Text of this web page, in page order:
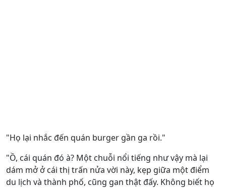
"Họ lại nhắc đến quán burger gần ga rồi."
"Ồ, cái quán đó à? Một chuỗi nổi tiếng như vậy mà lại
dám mở ở cái thị trấn nửa vời này, kẹp giữa một điểm
du lịch và thành phố, cũng gan thật đấy. Không biết họ